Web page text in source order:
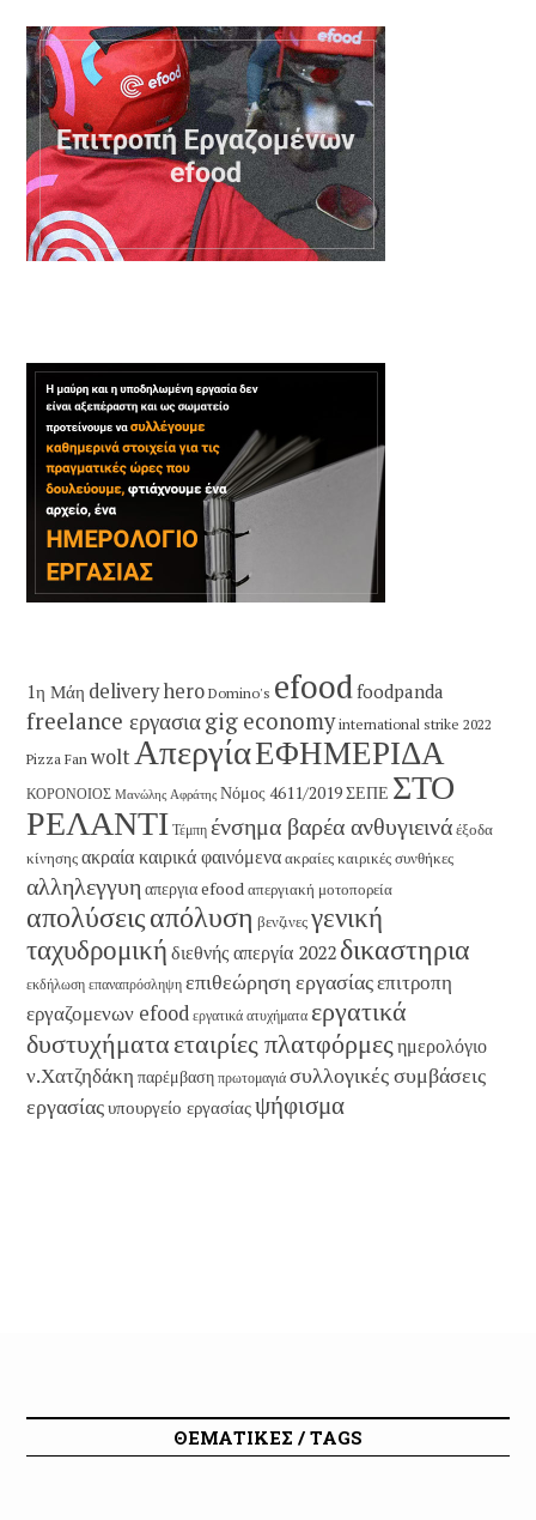
1η Μάη delivery hero Domino's efoodfoodpanda
freelance εργασιαgig economy international strike 2022
Pizza Fan woltΑπεργίαΕΦΗΜΕΡΙΔΑ
ΚΟΡΟΝΟΙΟΣ Μανώλης Αφράτης Νόμος 4611/2019ΣΕΠΕ ΣΤΟ
ΡΕΛΑΝΤΙ Τέμπη ένσημα βαρέα ανθυγιεινάέξοδα
κίνησηςακραία καιρικά φαινόμεναακραίες καιρικές συνθήκες
αλληλεγγυη απεργια efoodαπεργιακή μοτοπορεία
απολύσειςαπόλυση βενζινεςγενική
ταχυδρομική διεθνής απεργία 2022 δικαστηρια
εκδήλωση επαναπρόσληψη επιθεώρηση εργασίαςεπιτροπη
εργαζομενων efood εργατικά ατυχήματα εργατικά
δυστυχήματαεταιρίες πλατφόρμες ημερολόγιο
ν.Χατζηδάκη παρέμβαση πρωτομαγιά συλλογικές συμβάσεις
εργασίαςυπουργείο εργασίαςψήφισμα
ΘΕΜΑΤΙΚΕΣ / TAGS